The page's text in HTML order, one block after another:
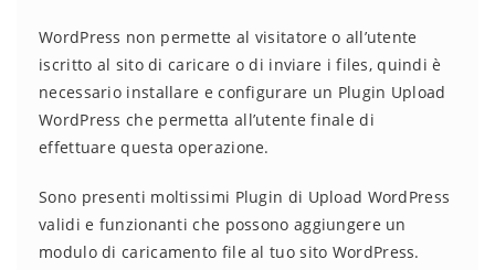
WordPress non permette al visitatore o all’utente
iscritto al sito di caricare o di inviare i files, quindi è
necessario installare e configurare un Plugin Upload
WordPress che permetta all’utente finale di
effettuare questa operazione.
Sono presenti moltissimi Plugin di Upload WordPress
validi e funzionanti che possono aggiungere un
modulo di caricamento file al tuo sito WordPress.